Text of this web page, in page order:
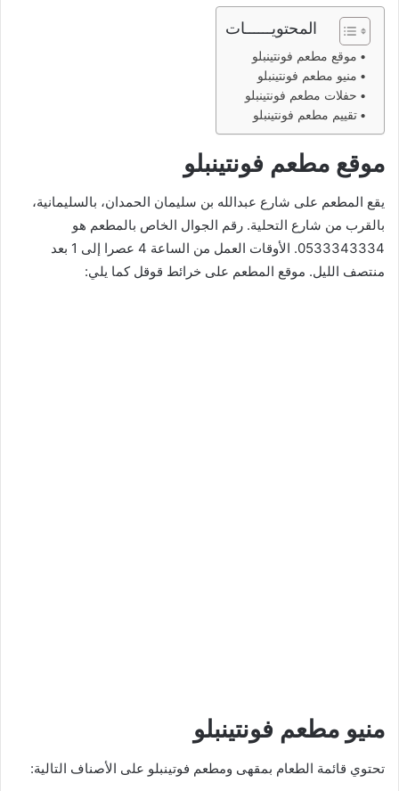
المحتويــــــات
موقع مطعم فونتينبلو
منيو مطعم فونتينبلو
حفلات مطعم فونتينبلو
تقييم مطعم فونتينبلو
موقع مطعم فونتينبلو
يقع المطعم على شارع عبدالله بن سليمان الحمدان، بالسليمانية،
بالقرب من شارع التحلية. رقم الجوال الخاص بالمطعم هو
0533343334. الأوقات العمل من الساعة 4 عصرا إلى 1 بعد
منتصف الليل. موقع المطعم على خرائط قوقل كما يلي:
منيو مطعم فونتينبلو
تحتوي قائمة الطعام بمقهى ومطعم فوتينبلو على الأصناف التالية: